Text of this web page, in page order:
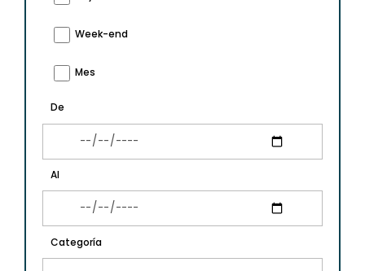
Week-end
Mes
De
Al
Categoría